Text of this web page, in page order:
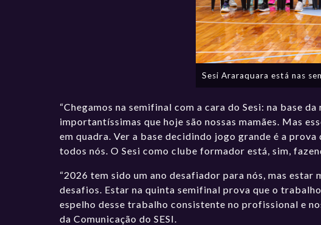
Sesi Araraquara está nas
“Chegamos na semifinal com a cara do Sesi: na base
importantíssimas que hoje são nossas mamães. Mas
em quadra. Ver a base decidindo jogo grande é a
todos nós. O Sesi como clube formador está, sim,
“2026 tem sido um ano desafiador para nós, mas
desafios. Estar na quinta semifinal prova que o
espelho desse trabalho consistente no profissional e
da Comunicação do SESI.